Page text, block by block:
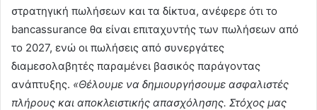
στρατηγική πωλήσεων και τα δίκτυα, ανέφερε ότι το
bancassurance θα είναι επιταχυντής των πωλήσεων από
το 2027, ενώ οι πωλήσεις από συνεργάτες
διαμεσολαβητές παραμένει βασικός παράγοντας
ανάπτυξης. «Θέλουμε να δημιουργήσουμε ασφαλιστές
πλήρους και αποκλειστικής απασχόλησης. Στόχος μας